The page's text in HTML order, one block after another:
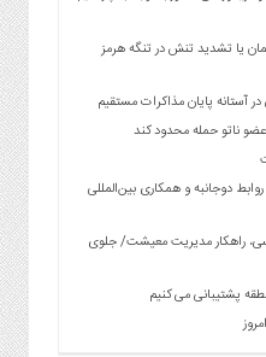
یا تشدید تنش در تنگه هرمز
آستانه پایان مذاکرات مستقیم
ناتو حمله محدود کند
دوجانبه و همکاری بین‌المللی
راهکار مدیریت معیشت/ جلوی
پشتیبانی می کنیم